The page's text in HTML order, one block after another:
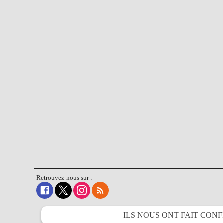
Retrouvez-nous sur :
ILS NOUS ONT FAIT